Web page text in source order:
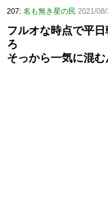
207: 名も無き星の民 2021/
フルオな時点で平
ろ
そっから一気に混